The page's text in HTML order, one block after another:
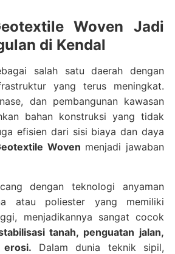
Woven Jadi
di Kendal
salah satu daerah dengan
yang terus meningkat.
dan pembangunan kawasan
bahan konstruksi yang tidak
efisien dari sisi biaya dan daya
Woven menjadi jawaban
dengan teknologi anyaman
atau poliester yang memiliki
menjadikannya sangat cocok
tanah, penguatan jalan,
erosi. Dalam dunia teknik sipil,